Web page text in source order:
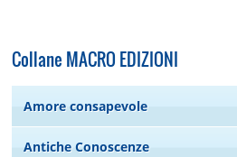
Collane MACRO EDIZIONI
Amore consapevole
Antiche Conoscenze